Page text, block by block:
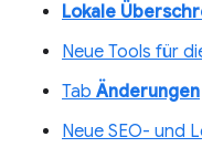
Lokale
Neue Tools für
Tab Änderungen
Neue SEO- und